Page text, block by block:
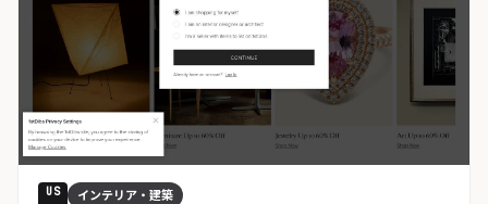
US インテリア・建築